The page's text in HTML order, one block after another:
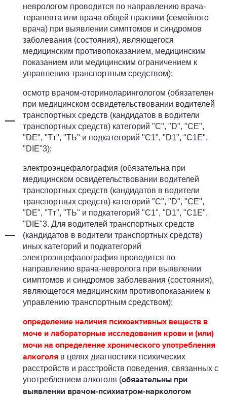
неврологом проводится по направлению врача-
терапевта или врача общей практики (семейного
врача) при выявлении симптомов и синдромов
заболевания (состояния), являющегося
медицинским противопоказанием, медицинским
показанием или медицинским ограничением к
управлению транспортным средством);
осмотр врачом-оториноларингологом (обязателен
при медицинском освидетельствовании водителей
транспортных средств (кандидатов в водители
транспортных средств) категорий "С", "D", "СЕ",
"DE", "Тт", "ТЬ" и подкатегорий "С1", "D1", "С1Е",
"DIE"3);
электроэнцефалография (обязательна при
медицинском освидетельствовании водителей
транспортных средств (кандидатов в водители
транспортных средств) категорий "С", "D", "СЕ",
"DE", "Тт", "ТЬ" и подкатегорий "С1", "D1", "С1Е",
"DIE"3. Для водителей транспортных средств
(кандидатов в водители транспортных средств)
иных категорий и подкатегорий
электроэнцефалография проводится по
направлению врача-невролога при выявлении
симптомов и синдромов заболевания (состояния),
являющегося медицинским противопоказанием к
управлению транспортным средством);
определение наличия психоактивных веществ в
моче и лабораторные исследования крови и (или)
мочи на определение хронического употребления
алкоголя в целях диагностики психических
расстройств и расстройств поведения, связанных с
употреблением алкоголя (обязательны при
выявлении врачом-психиатром-наркологом